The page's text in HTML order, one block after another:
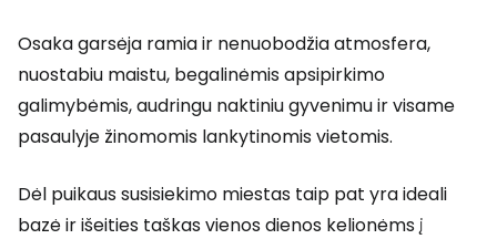
Osaka garsėja ramia ir nenuobodžia atmosfera,
nuostabiu maistu, begalinėmis apsipirkimo
galimybėmis, audringu naktiniu gyvenimu ir visame
pasaulyje žinomomis lankytinomis vietomis.
Dėl puikaus susisiekimo miestas taip pat yra ideali
bazė ir išeities taškas vienos dienos kelionėms į